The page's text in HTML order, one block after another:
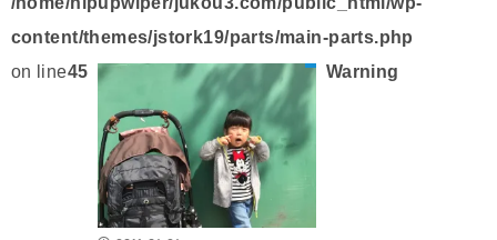
content/themes/jstork19/parts/main-parts.php
on line45 Warning